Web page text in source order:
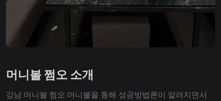
머니볼 쩜오 소개
강남 머니볼 쩜오 머니볼을 통해 성공방법론이 알려지면서